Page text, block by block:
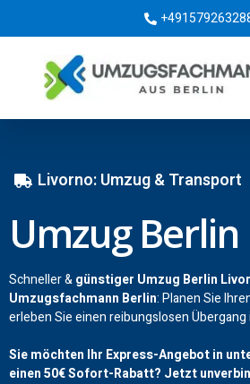
Livorno: Umzug & Transport
Umzug
Schneller &günstiger Umzug Berlin
Umzugsfachmann Berlin: Planen Sie
erleben Sie einen reibungslosen Übergang
Sie möchten Ihr Express-Angebot in
einen50€Sofort-Rabatt? Jetzt